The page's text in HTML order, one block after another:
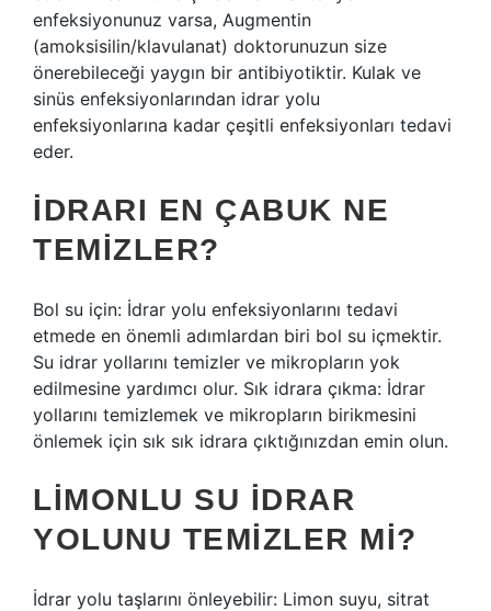
enfeksiyonunuz varsa, Augmentin
(amoksisilin/klavulanat) doktorunuzun size
önerebileceği yaygın bir antibiyotiktir. Kulak ve
sinüs enfeksiyonlarından idrar yolu
enfeksiyonlarına kadar çeşitli enfeksiyonları tedavi
eder.
İDRARI EN ÇABUK NE
TEMIZLER?
Bol su için: İdrar yolu enfeksiyonlarını tedavi
etmede en önemli adımlardan biri bol su içmektir.
Su idrar yollarını temizler ve mikropların yok
edilmesine yardımcı olur. Sık idrara çıkma: İdrar
yollarını temizlemek ve mikropların birikmesini
önlemek için sık sık idrara çıktığınızdan emin olun.
LIMONLU SU IDRAR
YOLUNU TEMIZLER MI?
İdrar yolu taşlarını önleyebilir: Limon suyu, sitrat